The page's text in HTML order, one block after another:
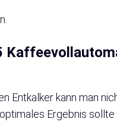
Entkalker kann man
Ergebnis